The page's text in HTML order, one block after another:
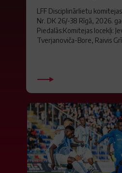
LFF Disciplinārlietu
Nr. DK 26/-38 Rīgā, 2026.
Piedalās:Komitejas locekļi:
Tverjanoviča-Bore, Raivis